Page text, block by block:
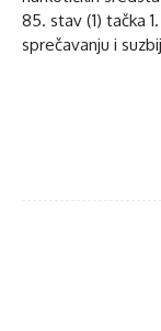
85. stav (1) tačka
sprečavanju i